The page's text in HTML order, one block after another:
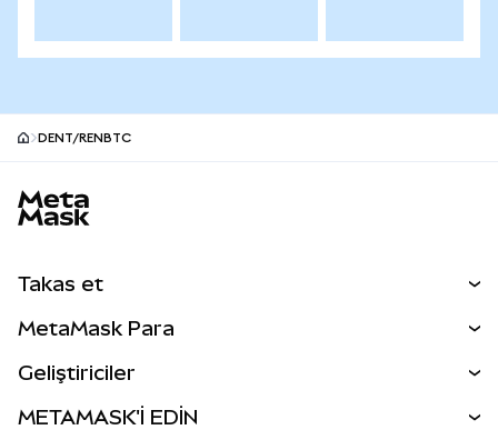
DENT/RENBTC
Takas et
Perps
MetaMask Para
Geliştiriciler
METAMASK'İ EDİN